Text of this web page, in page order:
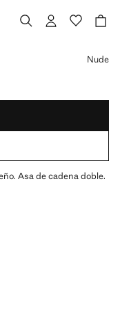
Nude
Asa de cadena doble.